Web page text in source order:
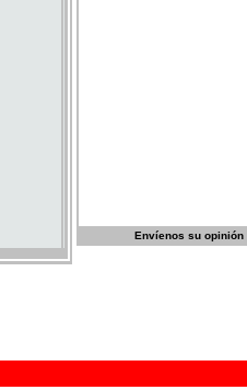
Envíenos su